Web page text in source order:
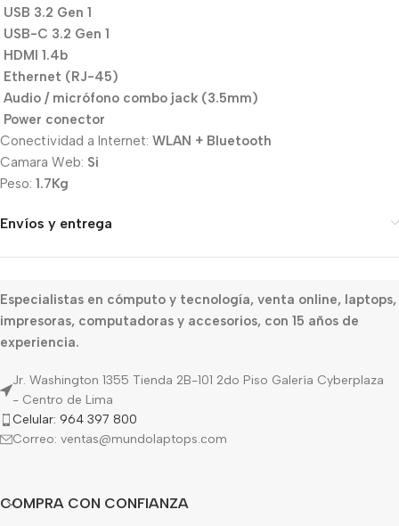
USB 3.2 Gen 1
USB-C 3.2 Gen 1
HDMI 1.4b
Ethernet (RJ-45)
Audio / micrófono combo jack (3.5mm)
Power conector
Conectividad a Internet: WLAN + Bluetooth
Camara Web: Si
Peso: 1.7Kg
Envíos y entrega
Especialistas en cómputo y tecnología, venta online, laptops,
impresoras, computadoras y accesorios, con 15 años de
experiencia.
Jr. Washington 1355 Tienda 2B-101 2do Piso Galería Cyberplaza
- Centro de Lima
Celular: 964 397 800
Correo: ventas@mundolaptops.com
COMPRA CON CONFIANZA